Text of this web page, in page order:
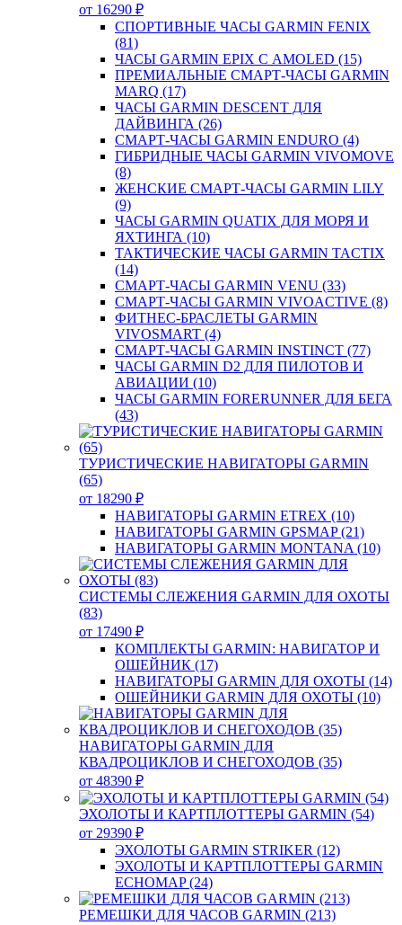
от 16290 ₽
СПОРТИВНЫЕ ЧАСЫ GARMIN FENIX
(81)
ЧАСЫ GARMIN EPIX С AMOLED (15)
ПРЕМИАЛЬНЫЕ СМАРТ-ЧАСЫ GARMIN
MARQ (17)
ЧАСЫ GARMIN DESCENT ДЛЯ
ДАЙВИНГА (26)
СМАРТ-ЧАСЫ GARMIN ENDURO (4)
ГИБРИДНЫЕ ЧАСЫ GARMIN VIVOMOVE
(8)
ЖЕНСКИЕ СМАРТ-ЧАСЫ GARMIN LILY
(9)
ЧАСЫ GARMIN QUATIX ДЛЯ МОРЯ И
ЯХТИНГА (10)
ТАКТИЧЕСКИЕ ЧАСЫ GARMIN TACTIX
(14)
СМАРТ-ЧАСЫ GARMIN VENU (33)
СМАРТ-ЧАСЫ GARMIN VIVOACTIVE (8)
ФИТНЕС-БРАСЛЕТЫ GARMIN
VIVOSMART (4)
СМАРТ-ЧАСЫ GARMIN INSTINCT (77)
ЧАСЫ GARMIN D2 ДЛЯ ПИЛОТОВ И
АВИАЦИИ (10)
ЧАСЫ GARMIN FORERUNNER ДЛЯ БЕГА
(43)
ТУРИСТИЧЕСКИЕ НАВИГАТОРЫ GARMIN
(65)
от 18290 ₽
НАВИГАТОРЫ GARMIN ETREX (10)
НАВИГАТОРЫ GARMIN GPSMAP (21)
НАВИГАТОРЫ GARMIN MONTANA (10)
СИСТЕМЫ СЛЕЖЕНИЯ GARMIN ДЛЯ ОХОТЫ
(83)
от 17490 ₽
КОМПЛЕКТЫ GARMIN: НАВИГАТОР И
ОШЕЙНИК (17)
НАВИГАТОРЫ GARMIN ДЛЯ ОХОТЫ (14)
ОШЕЙНИКИ GARMIN ДЛЯ ОХОТЫ (10)
НАВИГАТОРЫ GARMIN ДЛЯ
КВАДРОЦИКЛОВ И СНЕГОХОДОВ (35)
от 48390 ₽
ЭХОЛОТЫ И КАРТПЛОТТЕРЫ GARMIN (54)
от 29390 ₽
ЭХОЛОТЫ GARMIN STRIKER (12)
ЭХОЛОТЫ И КАРТПЛОТТЕРЫ GARMIN
ECHOMAP (24)
РЕМЕШКИ ДЛЯ ЧАСОВ GARMIN (213)